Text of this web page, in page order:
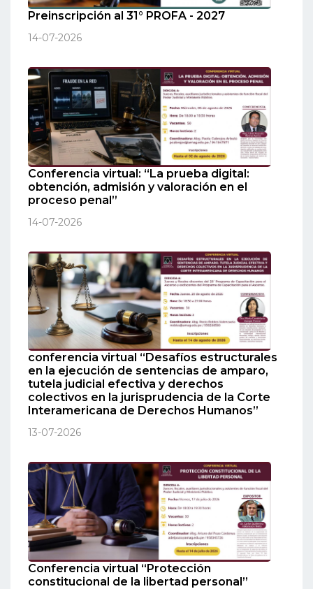
Preinscripción al 31° PROFA - 2027
14-07-2026
Conferencia virtual: “La prueba digital:
obtención, admisión y valoración en el
proceso penal”
14-07-2026
conferencia virtual “Desafíos estructurales
en la ejecución de sentencias de amparo,
tutela judicial efectiva y derechos
colectivos en la jurisprudencia de la Corte
Interamericana de Derechos Humanos”
13-07-2026
Conferencia virtual “Protección
constitucional de la libertad personal”